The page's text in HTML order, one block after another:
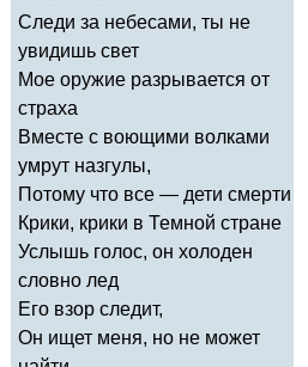
Следи за небесами, ты не
увидишь свет
Мое оружие разрывается от
страха
Вместе с воющими волками
умрут назгулы,
Потому что все — дети смерти
Крики, крики в Темной стране
Услышь голос, он холоден
словно лед
Его взор следит,
Он ищет меня, но не может